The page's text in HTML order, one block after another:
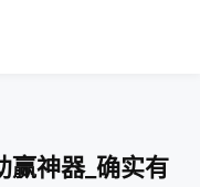
赢神器_确实有